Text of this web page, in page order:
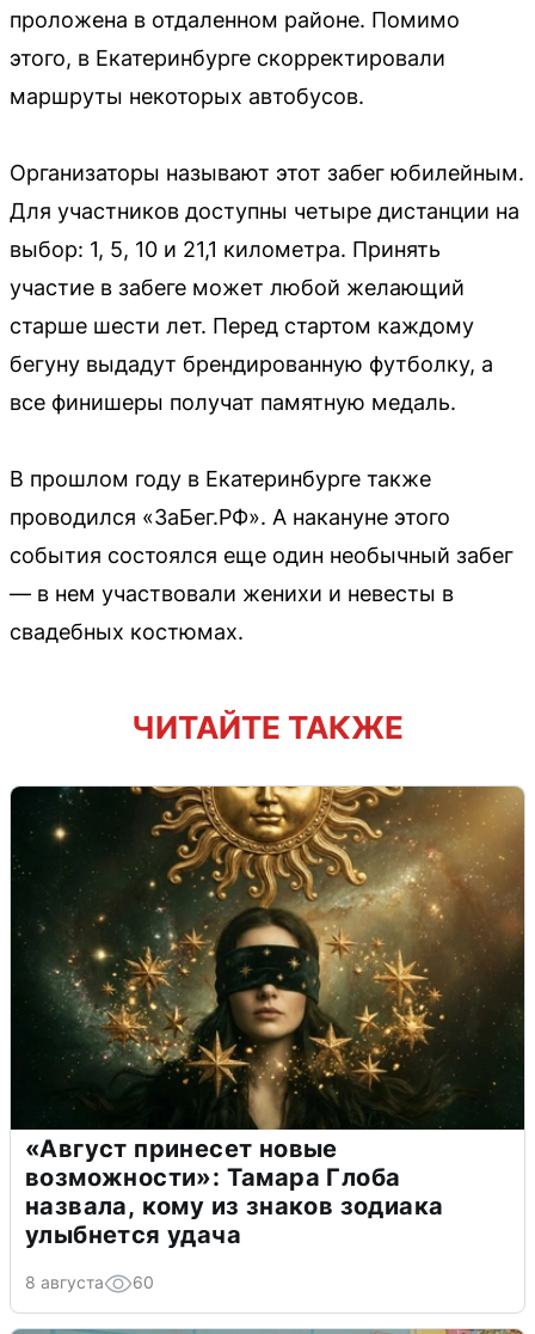
проложена в отдаленном районе. Помимо
этого, в Екатеринбурге скорректировали
маршруты некоторых автобусов.
Организаторы называют этот забег юбилейным.
Для участников доступны четыре дистанции на
выбор: 1, 5, 10 и 21,1 километра. Принять
участие в забеге может любой желающий
старше шести лет. Перед стартом каждому
бегуну выдадут брендированную футболку, а
все финишеры получат памятную медаль.
В прошлом году в Екатеринбурге также
проводился «ЗаБег.РФ». А накануне этого
события состоялся еще один необычный забег
— в нем участвовали женихи и невесты в
свадебных костюмах.
ЧИТАЙТЕ ТАКЖЕ
«Август принесет новые
возможности»: Тамара Глоба
назвала, кому из знаков зодиака
улыбнется удача
8 августа 60